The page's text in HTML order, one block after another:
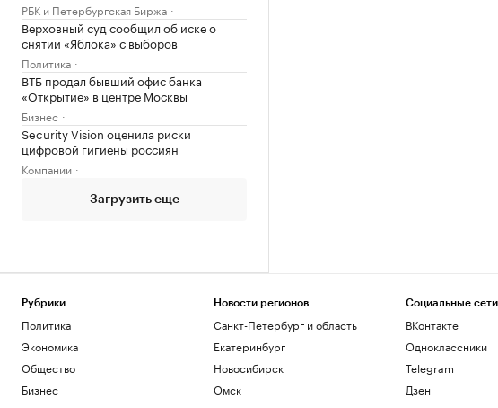
РБК и Петербургская Биржа
Верховный суд сообщил об иске о
снятии «Яблока» с выборов
Политика
ВТБ продал бывший офис банка
«Открытие» в центре Москвы
Бизнес
Security Vision оценила риски
цифровой гигиены россиян
Компании
Загрузить еще
Рубрики
Политика
Экономика
Общество
Бизнес
Новости регионов
Санкт-Петербург и область
Екатеринбург
Новосибирск
Омск
Социальные сети
ВКонтакте
Одноклассники
Telegram
Дзен